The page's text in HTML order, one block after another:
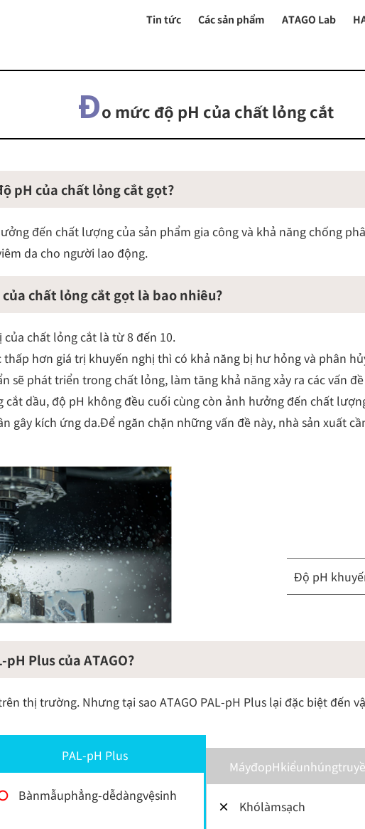
Tin tức Các sản phẩm ATAGO Lab
Đo mức độ pH của chất lỏng cắt
pH của chất lỏng cắt gọt?
đến chất lượng của sản phẩm gia công và khả năng chống
da cho người lao động.
chất lỏng cắt gọt là bao nhiêu?
chất lỏng cắt là từ 8 đến 10.
thấp hơn giá trị khuyến nghị thì có khả năng bị hư hỏng và phân
sẽ phát triển trong chất lỏng, làm tăng khả năng xảy ra các vấn
dầu, độ pH không đều cuối cùng còn ảnh hưởng đến chất
gây kích ứng da.Để ngăn chặn những vấn đề này, nhà sản xuất
Độ pH
Plus của ATAGO?
thị trường. Nhưng tại sao ATAGO PAL-pH Plus lại đặc biệt đến
PAL-pH Plus
Bànmẫuphẳng-dễdàngvệsinh
× Khólàmsạch